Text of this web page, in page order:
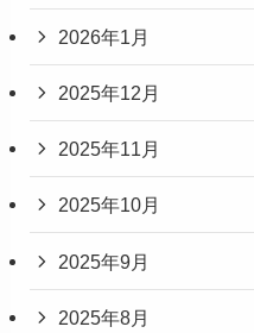
2026年1月
2025年12月
2025年11月
2025年10月
2025年9月
2025年8月